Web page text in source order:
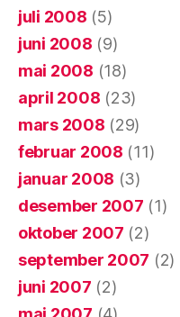
juli 2008 (5)
juni 2008 (9)
mai 2008 (18)
april 2008 (23)
mars 2008 (29)
februar 2008 (11)
januar 2008 (3)
desember 2007 (1)
oktober 2007 (2)
september 2007 (2)
juni 2007 (2)